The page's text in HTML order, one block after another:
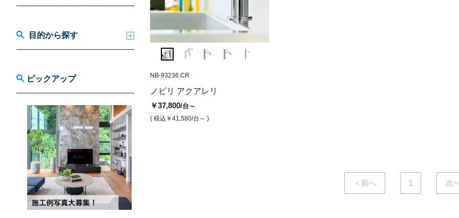
目的から探す
ピックアップ
NB-AQ931282.CR
￥68,000/台
( 税込￥74,800/台 )
NB-93236.CR
ノビリ アクアレリ
￥37,800/台～
( 税込￥41,580/台～ )
＜前へ 1 次